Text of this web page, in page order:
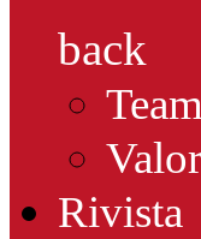
back
Team
Rivista